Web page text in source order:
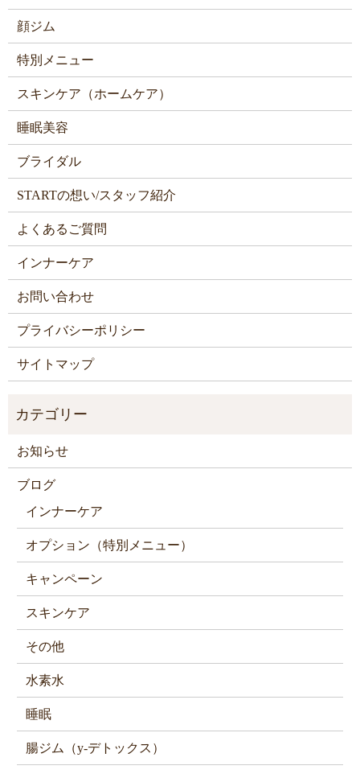
顔ジム
特別メニュー
スキンケア（ホームケア）
睡眠美容
ブライダル
STARTの想い/スタッフ紹介
よくあるご質問
インナーケア
お問い合わせ
プライバシーポリシー
サイトマップ
お知らせ
ブログ
インナーケア
オプション（特別メニュー）
キャンペーン
スキンケア
その他
水素水
睡眠
腸ジム（y-デトックス）